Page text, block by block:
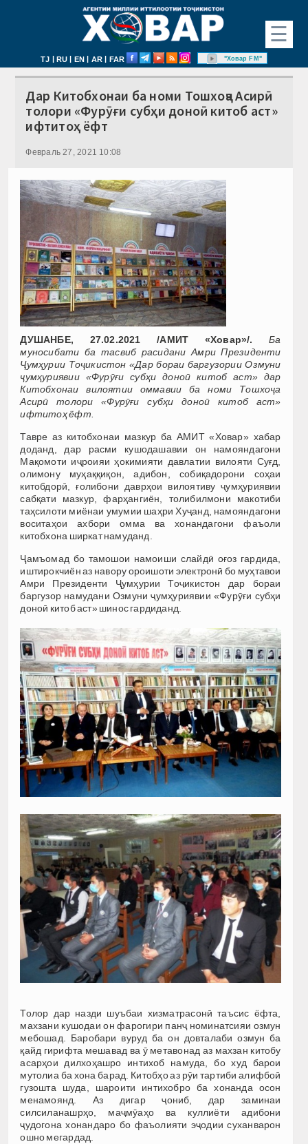
☰
TJ | RU | EN | AR | FAR "Ховар FM"
Дар Китобхонаи ба номи Тошхоҷа Асирӣ
толори «Фурӯғи субҳи доноӣ китоб аст»
ифтитоҳ ёфт
Февраль 27, 2021 10:08
ДУШАНБЕ, 27.02.2021 /АМИТ «Ховар»/.
Ба
муносибати ба тасвиб расидани Амри Президенти
Ҷумҳурии Тоҷикистон «Дар бораи баргузории Озмуни
ҷумҳуриявии «Фурӯғи субҳи доноӣ китоб аст» дар
Китобхонаи вилоятии оммавии ба номи Тошхоҷа
Асирӣ толори «Фурӯғи субҳи доноӣ китоб аст»
ифтитоҳ ёфт.
Тавре аз китобхонаи мазкур ба АМИТ «Ховар» хабар
доданд, дар расми кушодашавии он намояндагони
Мақомоти иҷроияи ҳокимияти давлатии вилояти Суғд,
олимону муҳаққиқон, адибон, собиқадорони соҳаи
китобдорӣ, ғолибони даврҳои вилоятиву ҷумҳуриявии
сабқати мазкур, фарҳангиён, толибилмони макотиби
таҳсилоти миёнаи умумии шаҳри Хуҷанд, намояндагони
воситаҳои ахбори омма ва хонандагони фаъоли
китобхона ширкат намуданд.
Ҷамъомад бо тамошои намоиши слайдӣ оғоз гардида,
иштирокчиён аз навору ороишоти электронӣ бо муҳтавои
Амри Президенти Ҷумҳурии Тоҷикистон дар бораи
баргузор намудани Озмуни ҷумҳуриявии «Фурӯғи субҳи
доноӣ китоб аст» шинос гардиданд.
Толор дар назди шуъбаи хизматрасонӣ таъсис ёфта,
махзани кушодаи он фарогири панҷ номинатсияи озмун
мебошад. Баробари вуруд ба он довталаби озмун ба
қайд гирифта мешавад ва ӯ метавонад аз махзан китобу
асарҳои дилхоҳашро интихоб намуда, бо худ барои
мутолиа ба хона барад. Китобҳо аз рӯи тартиби алифбоӣ
гузошта шуда, шароити интихобро ба хонанда осон
менамоянд. Аз дигар ҷониб, дар заминаи
силсиланашрҳо, маҷмӯаҳо ва куллиёти адибони
ҷудогона хонандаро бо фаъолияти эҷодии суханварон
ошно мегардад.